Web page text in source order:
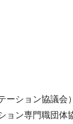
ション協議会
ン専門職団体